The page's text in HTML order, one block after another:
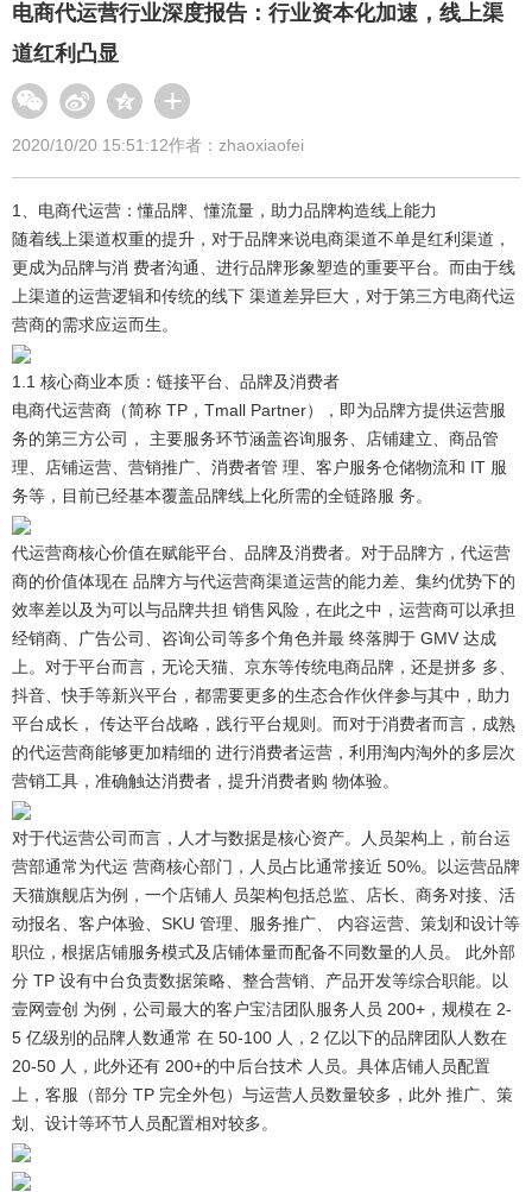
电商代运营行业深度报告：行业资本化加速，线上渠
道红利凸显
作者：zhaoxiaofei
2020/10/20 15:51:12
1、电商代运营：懂品牌、懂流量，助力品牌构造线上能力
随着线上渠道权重的提升，对于品牌来说电商渠道不单是红利渠道，
更成为品牌与消 费者沟通、进行品牌形象塑造的重要平台。而由于线
上渠道的运营逻辑和传统的线下 渠道差异巨大，对于第三方电商代运
营商的需求应运而生。
1.1 核心商业本质：链接平台、品牌及消费者
电商代运营商（简称 TP，Tmall Partner），即为品牌方提供运营服
务的第三方公司， 主要服务环节涵盖咨询服务、店铺建立、商品管
理、店铺运营、营销推广、消费者管 理、客户服务仓储物流和 IT 服
务等，目前已经基本覆盖品牌线上化所需的全链路服 务。
代运营商核心价值在赋能平台、品牌及消费者。 对于品牌方，代运营
商的价值体现在 品牌方与代运营商渠道运营的能力差、集约优势下的
效率差以及为可以与品牌共担 销售风险，在此之中，运营商可以承担
经销商、广告公司、咨询公司等多个角色并最 终落脚于 GMV 达成
上。对于平台而言，无论天猫、京东等传统电商品牌，还是拼多 多、
抖音、快手等新兴平台，都需要更多的生态合作伙伴参与其中，助力
平台成长， 传达平台战略，践行平台规则。而对于消费者而言，成熟
的代运营商能够更加精细的 进行消费者运营，利用淘内淘外的多层次
营销工具，准确触达消费者，提升消费者购 物体验。
对于代运营公司而言，人才与数据是核心资产。
人员架构上，前台运
营部通常为代运 营商核心部门，人员占比通常接近 50%。以运营品牌
天猫旗舰店为例，一个店铺人 员架构包括总监、店长、商务对接、活
动报名、客户体验、SKU 管理、服务推广、 内容运营、策划和设计等
职位，根据店铺服务模式及店铺体量而配备不同数量的人员。 此外部
分 TP 设有中台负责数据策略、整合营销、产品开发等综合职能。以
壹网壹创 为例，公司最大的客户宝洁团队服务人员 200+，规模在 2-
5 亿级别的品牌人数通常 在 50-100 人，2 亿以下的品牌团队人数在
20-50 人，此外还有 200+的中后台技术 人员。具体店铺人员配置
上，客服（部分 TP 完全外包）与运营人员数量较多，此外 推广、策
划、设计等环节人员配置相对较多。